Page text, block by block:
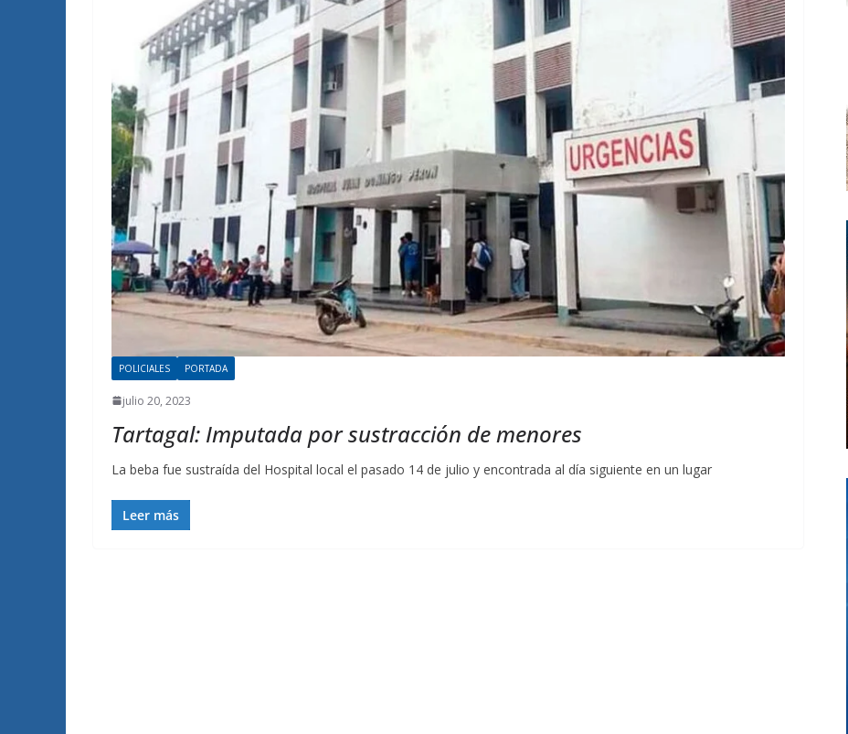
POLICIALES PORTADA
julio 20, 2023
Tartagal: Imputada por sustracción de menores
La beba fue sustraída del Hospital local el pasado 14 de julio y encontrada al día siguiente en un lugar
Leer más